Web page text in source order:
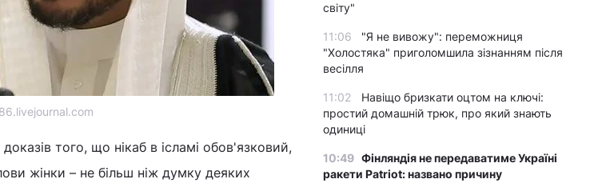
того, що нікаб в ісламі обов'язковий,
жінки – не більш ніж думку деяких
світу"
11:06
"Я не вивожу": переможниця
"Холостяка" приголомшила зізнанням після
весілля
11:02
Навіщо бризкати оцтом на ключі:
простий домашній трюк, про який знають
одиниці
10:49 Фінляндія не передаватиме Україні
ракети Patriot: названо причину